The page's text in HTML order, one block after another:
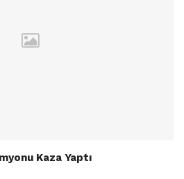
Kaza Yaptı